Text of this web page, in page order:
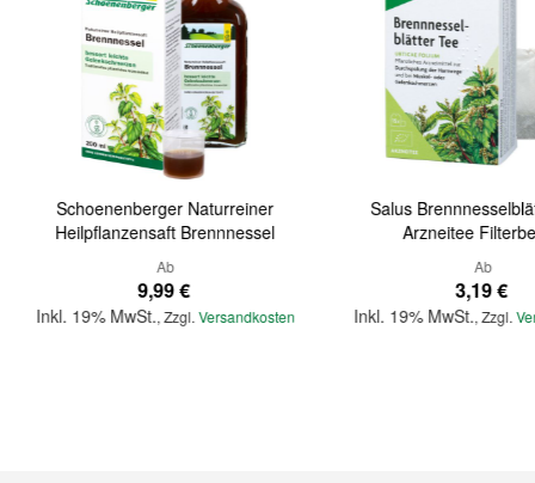
Schoenenberger Naturreiner
Heilpflanzensaft Brennnessel
Ab
9,99 €
Inkl. 19% MwSt., Zzgl. Versandkosten
Salus
Arzneitee
Ab
3,19 €
Inkl. 19% MwSt.,Zzgl.